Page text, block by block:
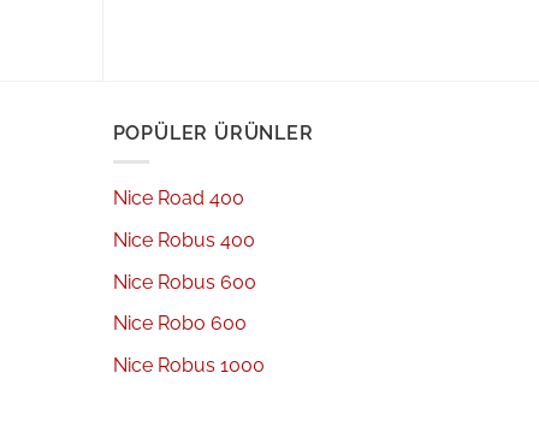
POPÜLER ÜRÜNLER
Nice Road 400
Nice Robus 400
Nice Robus 600
Nice Robo 600
Nice Robus 1000